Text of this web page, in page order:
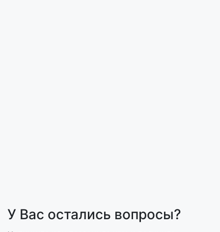
У Вас остались вопросы?